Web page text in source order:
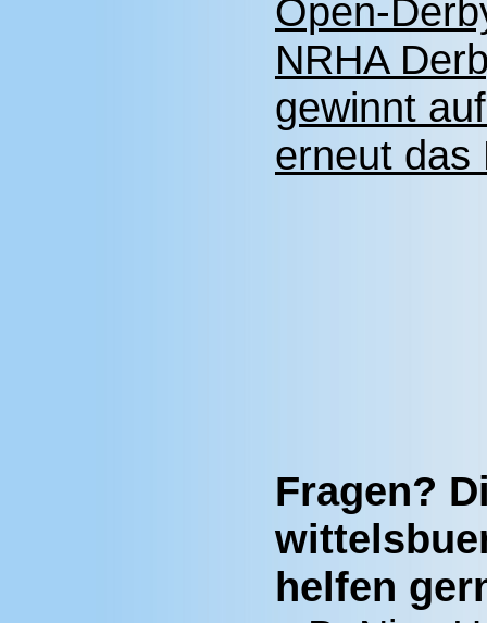
Open-
NRHA
gewinnt
erneut das
Fragen?
helfen